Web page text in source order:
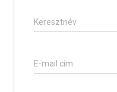
Keresztnév
E-mail cím